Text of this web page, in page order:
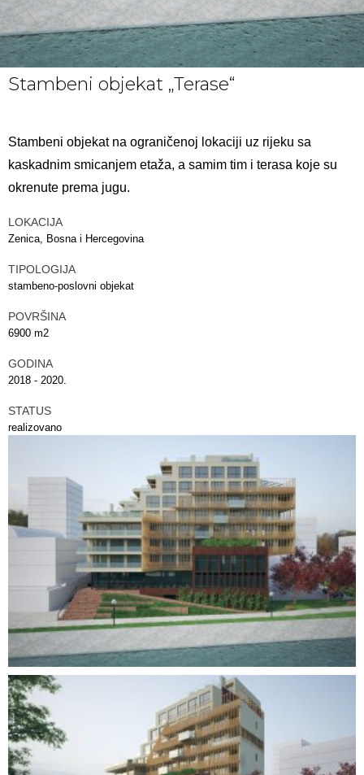
Stambeni objekat „Terase“
Stambeni objekat na ograničenoj lokaciji uz rijeku sa
kaskadnim smicanjem etaža, a samim tim i terasa koje su
okrenute prema jugu.
LOKACIJA
Zenica, Bosna i Hercegovina
TIPOLOGIJA
stambeno-poslovni objekat
POVRŠINA
6900 m2
GODINA
2018 - 2020.
STATUS
realizovano